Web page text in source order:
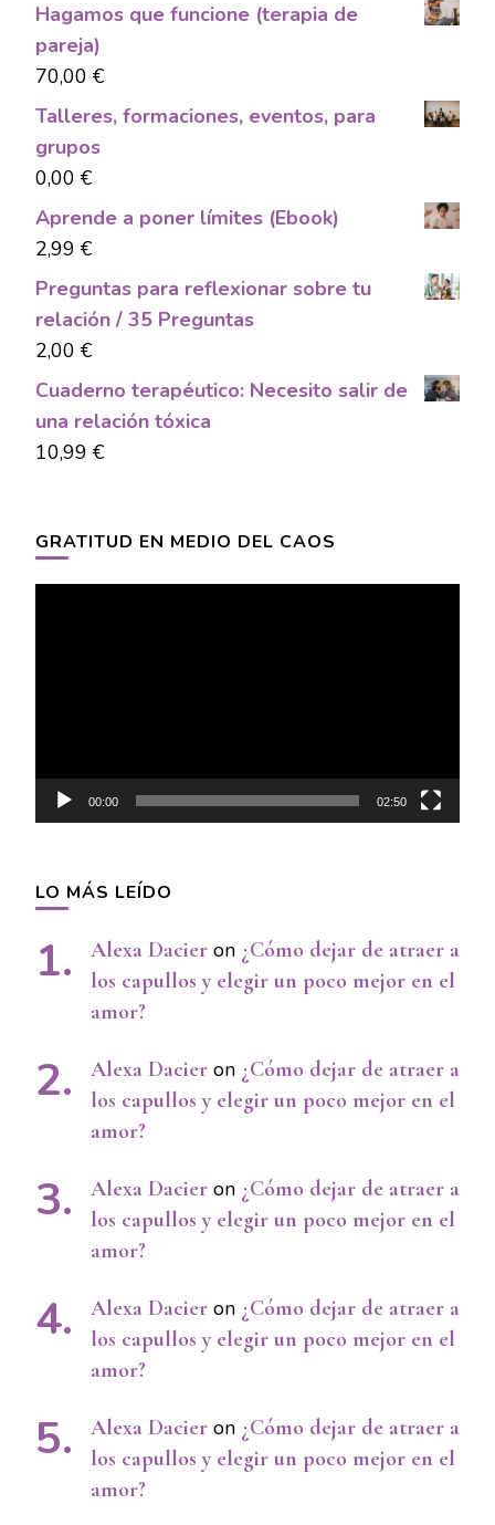
Hagamos que funcione (terapia de
pareja)
70,00 €
Talleres, formaciones, eventos, para
grupos
0,00 €
Aprende a poner límites (Ebook)
2,99 €
Preguntas para reflexionar sobre tu
relación / 35 Preguntas
2,00 €
Cuaderno terapéutico: Necesito salir de
una relación tóxica
10,99 €
GRATITUD EN MEDIO DEL CAOS
00:00 02:50
LO MÁS LEÍDO
Alexa Dacier on ¿Cómo dejar de atraer a
los capullos y elegir un poco mejor en el
amor?
Alexa Dacier on ¿Cómo dejar de atraer a
los capullos y elegir un poco mejor en el
amor?
Alexa Dacier on ¿Cómo dejar de atraer a
los capullos y elegir un poco mejor en el
amor?
Alexa Dacier on ¿Cómo dejar de atraer a
los capullos y elegir un poco mejor en el
amor?
Alexa Dacier on ¿Cómo dejar de atraer a
los capullos y elegir un poco mejor en el
amor?